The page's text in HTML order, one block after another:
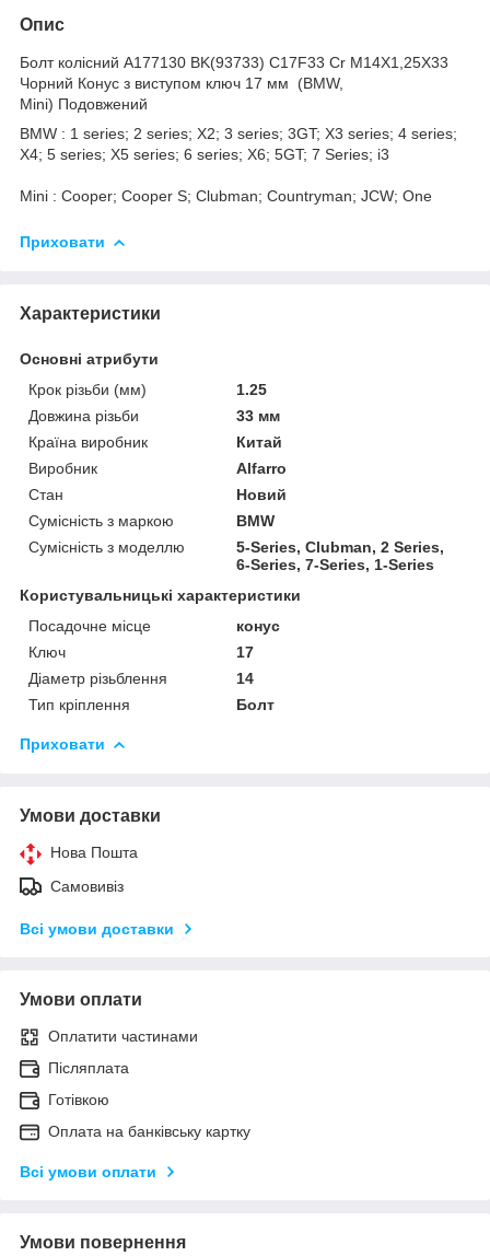
Опис
Болт колісний A177130 BK(93733) C17F33 Cr M14X1,25X33
Чорний Конус з виступом ключ 17 мм (BMW,
Mini) Подовжений
BMW : 1 series; 2 series; X2; 3 series; 3GT; X3 series; 4 series;
X4; 5 series; X5 series; 6 series; X6; 5GT; 7 Series; i3
Mini : Cooper; Cooper S; Clubman; Countryman; JCW; One
Приховати
Характеристики
Основні атрибути
Крок різьби (мм)
1.25
Довжина різьби
33 мм
Країна виробник
Китай
Виробник
Alfarro
Стан
Новий
Сумісність з маркою
BMW
Сумісність з моделлю
5-Series, Clubman, 2 Series,
6-Series, 7-Series, 1-Series
Користувальницькі характеристики
Посадочне місце
конус
Ключ
17
Діаметр різьблення
14
Тип кріплення
Болт
Приховати
Умови доставки
Нова Пошта
Самовивіз
Всі умови доставки
Умови оплати
Оплатити частинами
Післяплата
Готівкою
Оплата на банківську картку
Всі умови оплати
Умови повернення